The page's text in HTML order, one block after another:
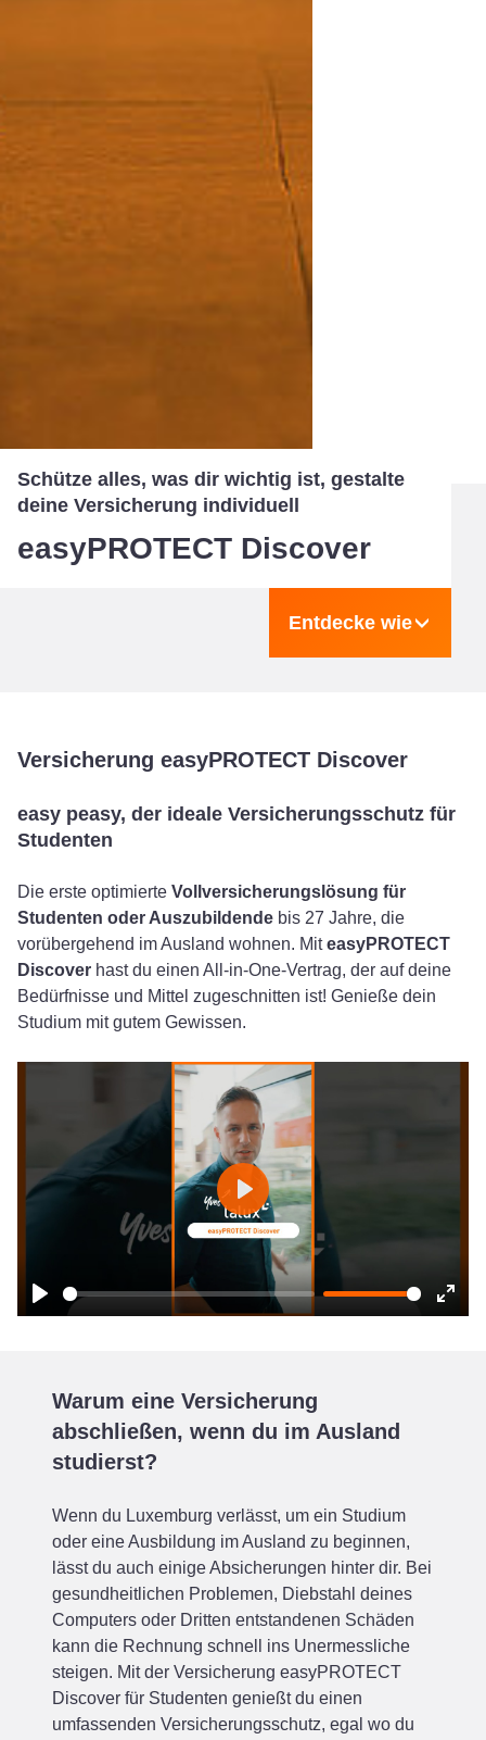
Schütze alles, was dir wichtig ist, gestalte
deine Versicherung individuell
easyPROTECT Discover
Entdecke wie
Versicherung easyPROTECT Discover
easy peasy, der ideale Versicherungsschutz für
Studenten
Die erste optimierte Vollversicherungslösung für
Studenten oder Auszubildende bis 27 Jahre, die
vorübergehend im Ausland wohnen. MiteasyPROTECT
Discover hast du einen All-in-One-Vertrag, der auf deine
Bedürfnisse und Mittel zugeschnitten ist! Genieße dein
Studium mit gutem Gewissen.
Play
Enter
Play
Warum eine Versicherung
abschließen, wenn du im Ausland
studierst?
Wenn du Luxemburg verlässt, um ein Studium
oder eine Ausbildung im Ausland zu beginnen,
lässt du auch einige Absicherungen hinter dir. Bei
gesundheitlichen Problemen, Diebstahl deines
Computers oder Dritten entstandenen Schäden
kann die Rechnung schnell ins Unermessliche
steigen. Mit der Versicherung easyPROTECT
Discover für Studenten genießt du einen
umfassenden Versicherungsschutz, egal wo du